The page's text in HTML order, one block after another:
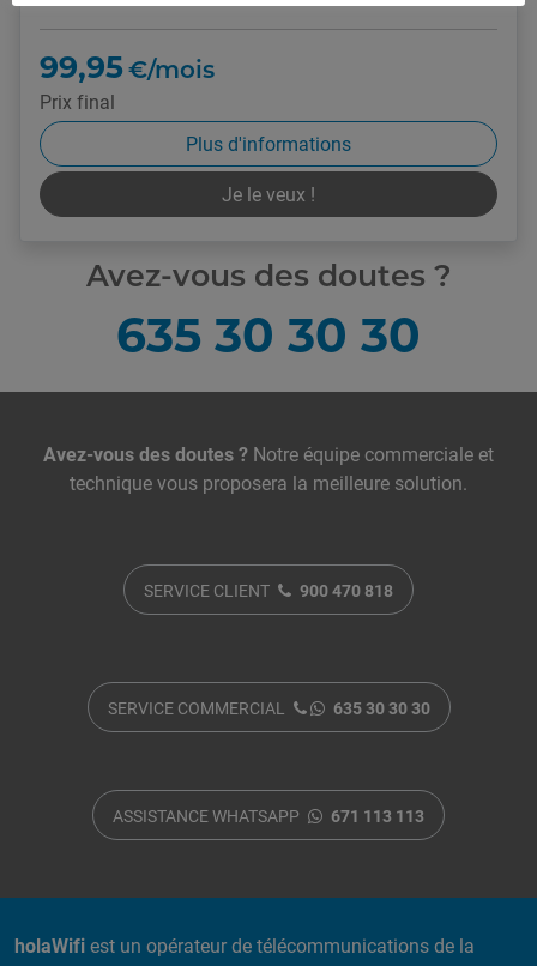
99,95 €/mois
Prix final
Plus d'informations
Je le veux !
Avez-vous des doutes ?
635 30 30 30
Avez-vous des doutes ? Notre équipe commerciale et
technique vous proposera la meilleure solution.
SERVICE CLIENT 900 470 818
SERVICE COMMERCIAL 635 30 30 30
ASSISTANCE WHATSAPP 671 113 113
holaWifiest un opérateur de télécommunications de la